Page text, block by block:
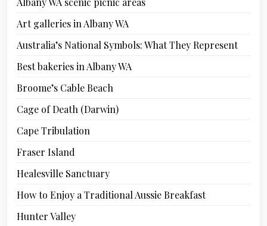
Art galleries in Albany WA
Australia’s National Symbols: What They Represent
Best bakeries in Albany WA
Broome’s Cable Beach
Cage of Death (Darwin)
Cape Tribulation
Fraser Island
Healesville Sanctuary
How to Enjoy a Traditional Aussie Breakfast
Hunter Valley